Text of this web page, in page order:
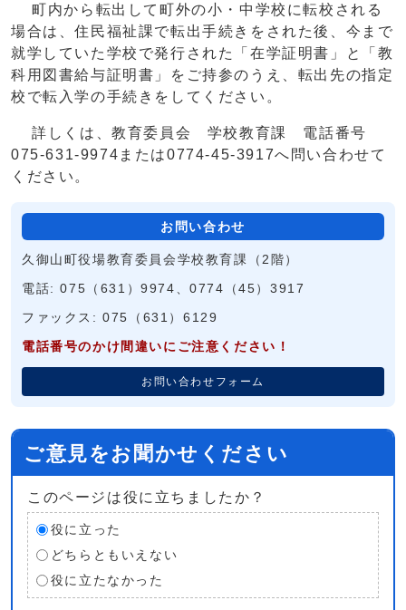
町内から転出して町外の小・中学校に転校される
場合は、住民福祉課で転出手続きをされた後、今まで
就学していた学校で発行された「在学証明書」と「教
科用図書給与証明書」をご持参のうえ、転出先の指定
校で転入学の手続きをしてください。
詳しくは、教育委員会 学校教育課 電話番号
075-631-9974または0774-45-3917へ問い合わせて
ください。
お問い合わせ
久御山町役場教育委員会学校教育課（2階）
電話: 075（631）9974、0774（45）3917
ファックス: 075（631）6129
電話番号のかけ間違いにご注意ください！
お問い合わせフォーム
ご意見をお聞かせください
このページは役に立ちましたか？
役に立った
どちらともいえない
役に立たなかった